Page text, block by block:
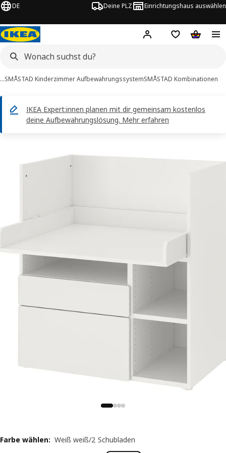
DE Deine PLZ Einrichtungshaus auswählen
Hej! Jetzt anmelden.
Einkaufsliste
…SMÅSTAD Kinderzimmer AufbewahrungssystemSMÅSTAD Kombinationen
IKEA Expert:innen planen mit dir gemeinsam kostenlos
deine Aufbewahrungslösung. Mehr erfahren
Farbe wählen: Weiß weiß/2 Schubladen